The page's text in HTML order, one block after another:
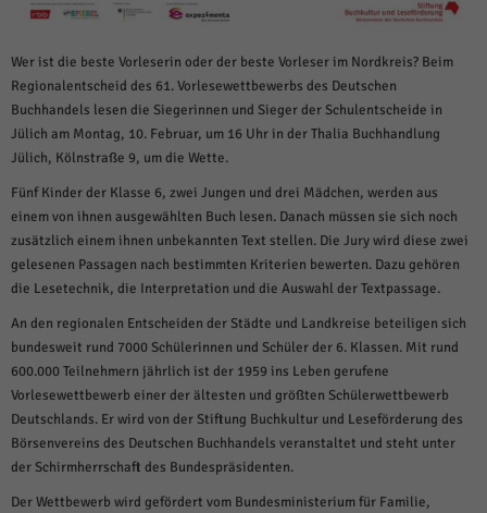
Wer ist die beste Vorleserin oder der beste Vorleser im Nordkreis? Beim
Regionalentscheid des 61. Vorlesewettbewerbs des Deutschen
Buchhandels lesen die Siegerinnen und Sieger der Schulentscheide in
Jülich am Montag, 10. Februar, um 16 Uhr in der Thalia Buchhandlung
Jülich, Kölnstraße 9, um die Wette.
Fünf Kinder der Klasse 6, zwei Jungen und drei Mädchen, werden aus
einem von ihnen ausgewählten Buch lesen. Danach müssen sie sich noch
zusätzlich einem ihnen unbekannten Text stellen. Die Jury wird diese zwei
gelesenen Passagen nach bestimmten Kriterien bewerten. Dazu gehören
die Lesetechnik, die Interpretation und die Auswahl der Textpassage.
An den regionalen Entscheiden der Städte und Landkreise beteiligen sich
bundesweit rund 7000 Schülerinnen und Schüler der 6. Klassen. Mit rund
600.000 Teilnehmern jährlich ist der 1959 ins Leben gerufene
Vorlesewettbewerb einer der ältesten und größten Schülerwettbewerb
Deutschlands. Er wird von der Stiftung Buchkultur und Leseförderung des
Börsenvereins des Deutschen Buchhandels veranstaltet und steht unter
der Schirmherrschaft des Bundespräsidenten.
Der Wettbewerb wird gefördert vom Bundesministerium für Familie,
Zurück
Essenziell (1)
Essenzielle Cookies ermöglichen grundlegende Funktionen und sind für die
einwandfreie Funktion der Website erforderlich.
Statistiken (1)
Statistik Cookies erfassen Informationen anonym. Diese Informationen helfen
uns zu verstehen, wie unsere Besucher unsere Website nutzen.
Cookie-Informationen anzeigen
Marketing (1)
um personalisierte Werbung anzuzeigen. Sie tun dies, indem sie Besucher
über Websites hinweg verfolgen.
Cookie-Informationen anzeigen
Externe Medien (6)